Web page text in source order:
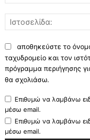
αποθηκεύστε το
ταχυδρομείο και τον
πρόγραμμα περιήγησης
θα σχολιάσω.
Επιθυμώ να λαμβάνω
μέσω email.
Επιθυμώ να λαμβάνω
μέσω email.